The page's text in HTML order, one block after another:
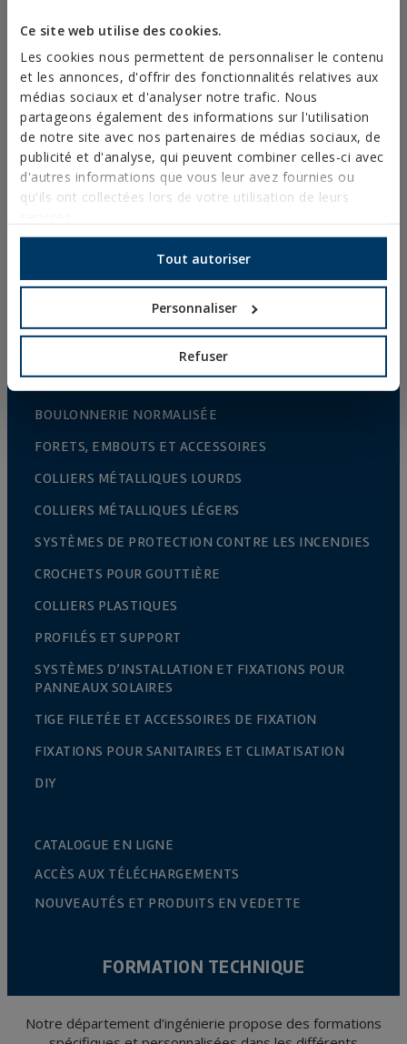
Ce site web utilise des cookies.
Les cookies nous permettent de personnaliser le contenu
et les annonces, d'offrir des fonctionnalités relatives aux
médias sociaux et d'analyser notre trafic. Nous
partageons également des informations sur l'utilisation
de notre site avec nos partenaires de médias sociaux, de
publicité et d'analyse, qui peuvent combiner celles-ci avec
d'autres informations que vous leur avez fournies ou
qu'ils ont collectées lors de votre utilisation de leurs
Tout autoriser
Personnaliser
Refuser
ACCESSOIRES TREILLIS
CULTURE PROTÉGEES
CLÔTURES ET CAGES
FIXATIONS ET ACCESSOIRES POUR PLAQUES DE
PLÂTRE
FIXATION DIRECTE
VIS POUR TOITURES ET FAÇADES
VIS AUTO-PERCEUSES, FILETÉES À TÔLE ET PVC
POINTES, PITONS ET CROCHETS
CONNECTEURS POUR BOIS
BOULONNERIE NORMALISÉE
FORETS, EMBOUTS ET ACCESSOIRES
COLLIERS MÉTALLIQUES LOURDS
COLLIERS MÉTALLIQUES LÉGERS
SYSTÈMES DE PROTECTION CONTRE LES INCENDIES
CROCHETS POUR GOUTTIÈRE
COLLIERS PLASTIQUES
PROFILÉS ET SUPPORT
SYSTÈMES D’INSTALLATION ET FIXATIONS POUR
PANNEAUX SOLAIRES
TIGE FILETÉE ET ACCESSOIRES DE FIXATION
FIXATIONS POUR SANITAIRES ET CLIMATISATION
DIY
CATALOGUE EN LIGNE
ACCÈS AUX TÉLÉCHARGEMENTS
NOUVEAUTÉS ET PRODUITS EN VEDETTE
FORMATION TECHNIQUE
Notre département d’ingénierie propose des formations